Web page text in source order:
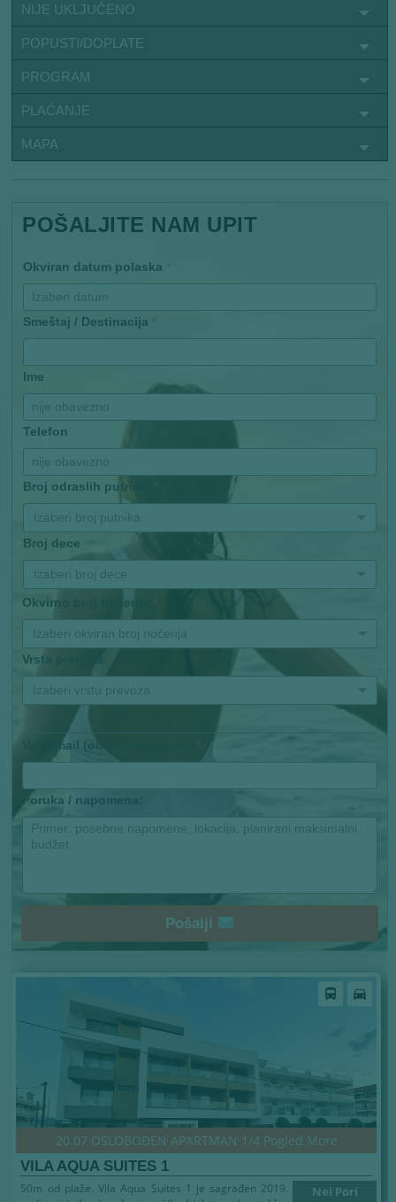
NIJE UKLJUČENO
POPUSTI/DOPLATE
PROGRAM
PLAĆANJE
MAPA
POŠALJITE NAM UPIT
Okviran datum polaska *
Smeštaj / Destinacija *
Ime
Telefon
Broj odraslih putnika *
Izaberi broj putnika
Broj dece
Izaberi broj dece
Okvirno broj noćenja *
Izaberi okviran broj noćenja
Vrsta prevoza
Izaberi vrstu prevoza
Vaš Email (obaveznan unos) *
Poruka / napomena:
Pošalji
directions_bus directions_car
20.07 OSLOBOĐEN APARTMAN 1/4 Pogled More
VILA AQUA SUITES 1
Nei Pori
50m od plaže. Vila Aqua Suites 1 je sagrađen 2019.